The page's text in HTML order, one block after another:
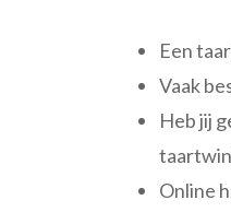
Een
Vaak
Heb jij
Online